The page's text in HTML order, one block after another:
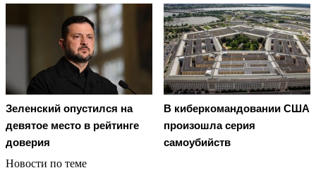
Зеленский опустился на
девятое место в рейтинге
доверия
В киберкомандовании США
произошла серия
самоубийств
Новости по теме